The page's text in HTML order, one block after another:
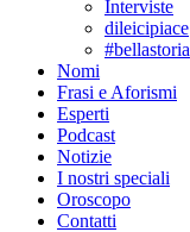
Interviste
dileicipiace
#bellastoria
Nomi
Frasi e Aforismi
Esperti
Podcast
Notizie
I nostri speciali
Oroscopo
Contatti